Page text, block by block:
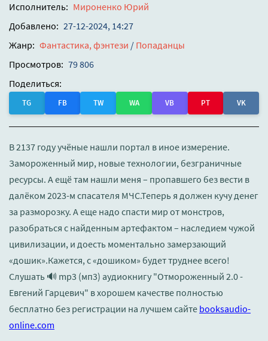
Исполнитель: Мироненко Юрий
Добавлено: 27-12-2024, 14:27
Жанр: Фантастика, фэнтези / Попаданцы
Просмотров: 79 806
Поделиться:
TG FB TW WA VB PT VK
В 2137 году учёные нашли портал в иное измерение.
Замороженный мир, новые технологии, безграничные
ресурсы. А ещё там нашли меня – пропавшего без вести в
далёком 2023-м спасателя МЧС.Теперь я должен кучу денег
за разморозку. А еще надо спасти мир от монстров,
разобраться с найденным артефактом – наследием чужой
цивилизации, и доесть моментально замерзающий
«дошик».Кажется, с «дошиком» будет труднее всего!
Слушать 🔊 mp3 (мп3) аудиокнигу "Отмороженный 2.0 -
Евгений Гарцевич" в хорошем качестве полностью
бесплатно без регистрации на лучшем сайте booksaudio-
online.com